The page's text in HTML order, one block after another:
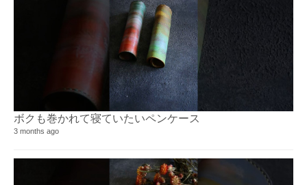
ボクも巻かれて寝ていたいペンケース
3 months ago